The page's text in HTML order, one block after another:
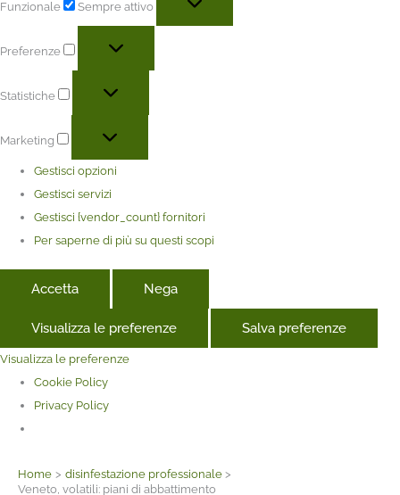
Funzionale Sempre attivo
Preferenze
Statistiche
Marketing
Gestisci opzioni
Gestisci servizi
Gestisci {vendor_count} fornitori
Per saperne di più su questi scopi
Accetta Nega
Visualizza le preferenze Salva preferenze
Visualizza le preferenze
Cookie Policy
Privacy Policy
Home
disinfestazione professionale
Veneto, volatili: piani di abbattimento